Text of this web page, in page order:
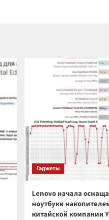
Гаджеты
Lenovo начала
ноутбуки
китайской компании